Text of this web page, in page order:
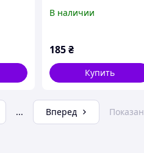
В наличии
185₴
Купить
... Вперед